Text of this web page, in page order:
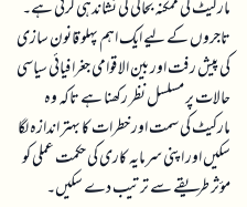
مارکیٹ کی ممکنہ بحالی کی نشاندہی کرتی ہے۔
تاجروں کے لیے ایک اہم پہلو قانون سازی
کی پیش رفت اور بین الاقوامی جغرافیائی سیاسی
حالات پر مسلسل نظر رکھنا ہے تاکہ وہ
مارکیٹ کی سمت اور خطرات کا بہتر اندازہ لگا
سکیں اور اپنی سرمایہ کاری کی حکمت عملی کو
مؤثر طریقے سے ترتیب دے سکیں۔